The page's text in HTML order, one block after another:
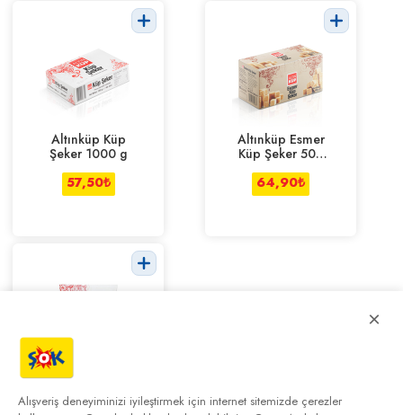
Altınküp Küp
Şeker 1000 g
57,50₺
Altınküp Esmer
Küp Şeker 500
g
64,90₺
Altınküp Tek
Sargılı Küp
Şeker 750 g
×
Alışveriş deneyiminizi iyileştirmek için internet sitemizde çerezler